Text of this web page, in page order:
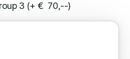
3 (+ € 70,--)